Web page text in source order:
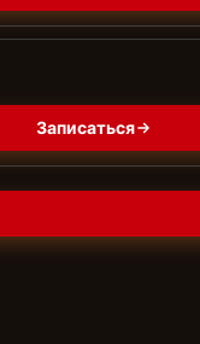
Записаться